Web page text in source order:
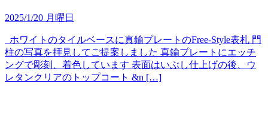
2025/1/20 月曜日
ホワイトのタイルベースに真鍮プレートのFree-Style表札 門
柱の写真を拝見してご提案しました 真鍮プレートにエッチ
ングで彫刻、着色しています 表面はいぶし仕上げの後、ウ
レタンクリアのトップコート &n […]